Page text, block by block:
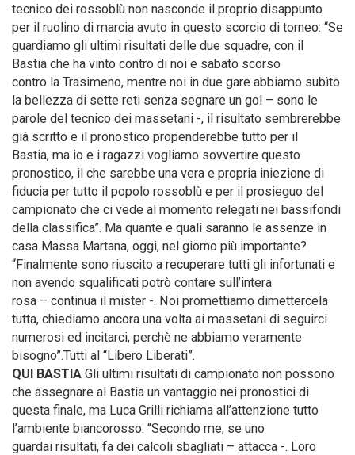
tecnico dei rossoblù non nasconde il proprio disappunto
per il ruolino di marcia avuto in questo scorcio di torneo: “Se
guardiamo gli ultimi risultati delle due squadre, con il
Bastia che ha vinto contro di noi e sabato scorso
contro la Trasimeno, mentre noi in due gare abbiamo subìto
la bellezza di sette reti senza segnare un gol – sono le
parole del tecnico dei massetani -, il risultato sembrerebbe
già scritto e il pronostico propenderebbe tutto per il
Bastia, ma io e i ragazzi vogliamo sovvertire questo
pronostico, il che sarebbe una vera e propria iniezione di
fiducia per tutto il popolo rossoblù e per il prosieguo del
campionato che ci vede al momento relegati nei bassifondi
della classifica”. Ma quante e quali saranno le assenze in
casa Massa Martana, oggi, nel giorno più importante?
“Finalmente sono riuscito a recuperare tutti gli infortunati e
non avendo squalificati potrò contare sull’intera
rosa – continua il mister -. Noi promettiamo dimettercela
tutta, chiediamo ancora una volta ai massetani di seguirci
numerosi ed incitarci, perchè ne abbiamo veramente
bisogno”.Tutti al “Libero Liberati”.
QUI BASTIA Gli ultimi risultati di campionato non possono
che assegnare al Bastia un vantaggio nei pronostici di
questa finale, ma Luca Grilli richiama all’attenzione tutto
l’ambiente biancorosso. “Secondo me, se uno
guardai risultati, fa dei calcoli sbagliati – attacca -. Loro